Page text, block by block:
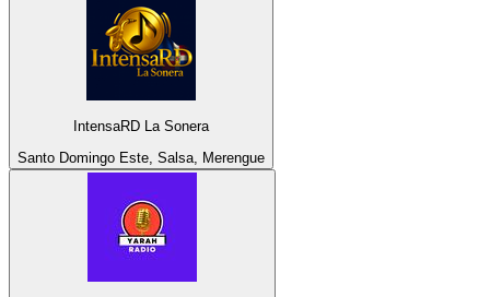
IntensaRD La Sonera
Santo Domingo Este, Salsa, Merengue